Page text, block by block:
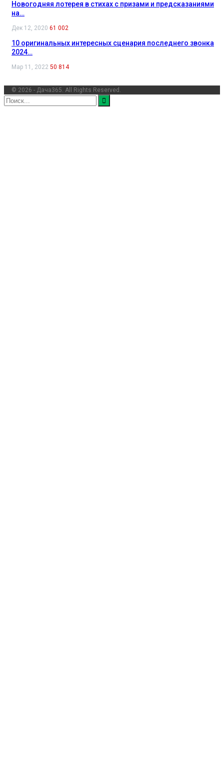
Новогодняя лотерея в стихах с призами и предсказаниями
на…
Дек 12, 2020 61 002
10 оригинальных интересных сценария последнего звонка
2024…
Мар 11, 2022 50 814
© 2026 - Дача365. All Rights Reserved.